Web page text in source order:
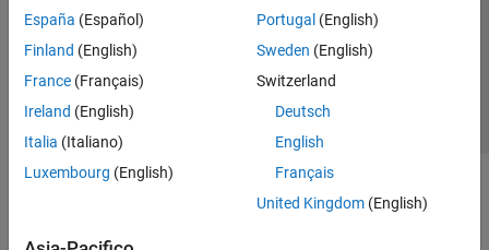
España (Español)
Finland (English)
France (Français)
Ireland (English)
Italia (Italiano)
Luxembourg (English)
Portugal (English)
Sweden (English)
Switzerland
Deutsch
English
Français
United Kingdom(English)
© 1994-2026 The MathWorks, Inc.